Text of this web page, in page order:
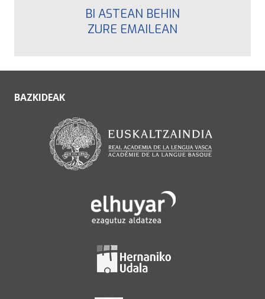
BI ASTEAN BEHIN
ZURE EMAILEAN
BAZKIDEAK